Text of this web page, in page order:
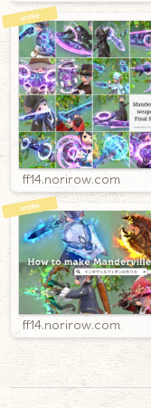
ff14.norirow.com
ff14.norirow.com